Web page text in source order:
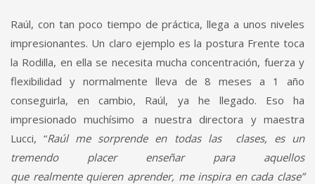
Raúl, con tan poco tiempo de práctica, llega a unos niveles
impresionantes. Un claro ejemplo es la postura Frente toca
la Rodilla, en ella se necesita mucha concentración, fuerza y
flexibilidad y normalmente lleva de 8 meses a 1 año
conseguirla, en cambio, Raúl, ya he llegado. Eso ha
impresionado muchísimo a nuestra directora y maestra
Lucci, “Raúl me sorprende en todas las clases, es un
tremendo placer enseñar para aquellos
que realmente quieren aprender, me inspira en cada clase”